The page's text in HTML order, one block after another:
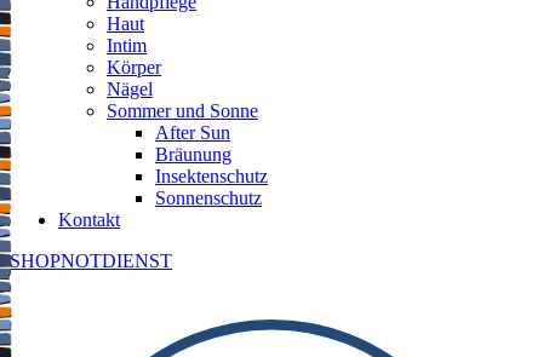
Haut
Intim
Körper
Nägel
Sommer und Sonne
After Sun
Bräunung
Insektenschutz
Sonnenschutz
Kontakt
SHOPNOTDIENST